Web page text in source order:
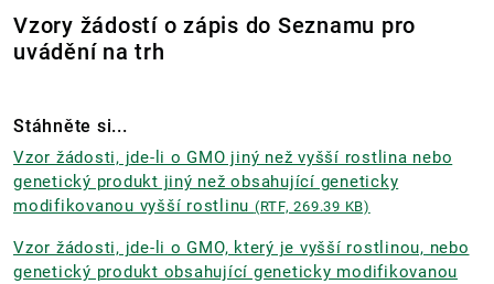
Vzory žádostí o zápis do Seznamu pro
uvádění na trh
Stáhněte si...
Vzor žádosti, jde-li o GMO jiný než vyšší rostlina nebo
genetický produkt jiný než obsahující geneticky
modifikovanou vyšší rostlinu (RTF, 269.39 KB)
Vzor žádosti, jde-li o GMO, který je vyšší rostlinou, nebo
genetický produkt obsahující geneticky modifikovanou